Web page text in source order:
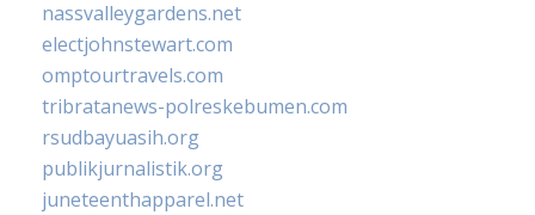
nassvalleygardens.net
electjohnstewart.com
omptourtravels.com
tribratanews-polreskebumen.com
rsudbayuasih.org
publikjurnalistik.org
juneteenthapparel.net